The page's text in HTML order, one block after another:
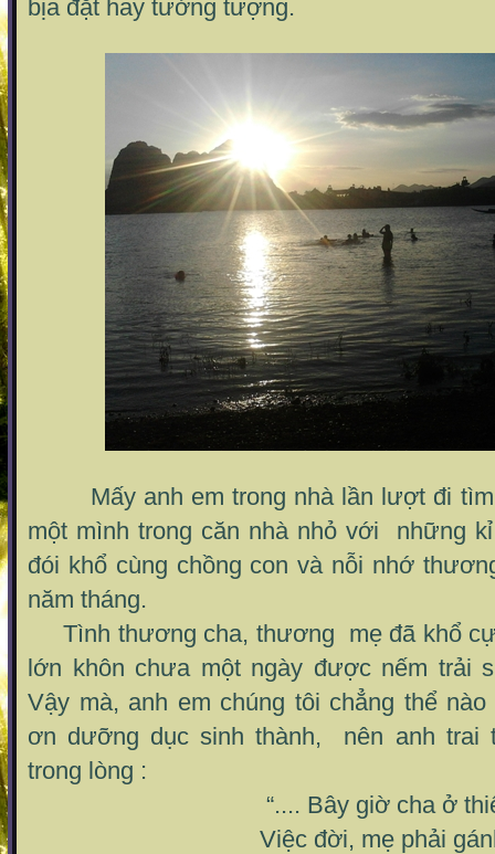
bịa đặt hay tưởng tượng.
Mấy anh em trong nhà lần lượt đi tìm
một mình trong căn nhà nhỏ với những
đói khổ cùng chồng con và nỗi nhớ
năm tháng.
Tình thương cha, thương mẹ đã khổ
lớn khôn chưa một ngày được nếm trải
Vậy mà, anh em chúng tôi chẳng thể
ơn dưỡng dục sinh thành, nên anh trai
trong lòng :
“.... Bây giờ cha ở thiên
Việc đời, mẹ phải gánh